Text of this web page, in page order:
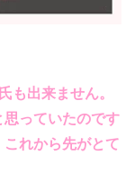
も出来ません。
っていたのです
れから先がとて